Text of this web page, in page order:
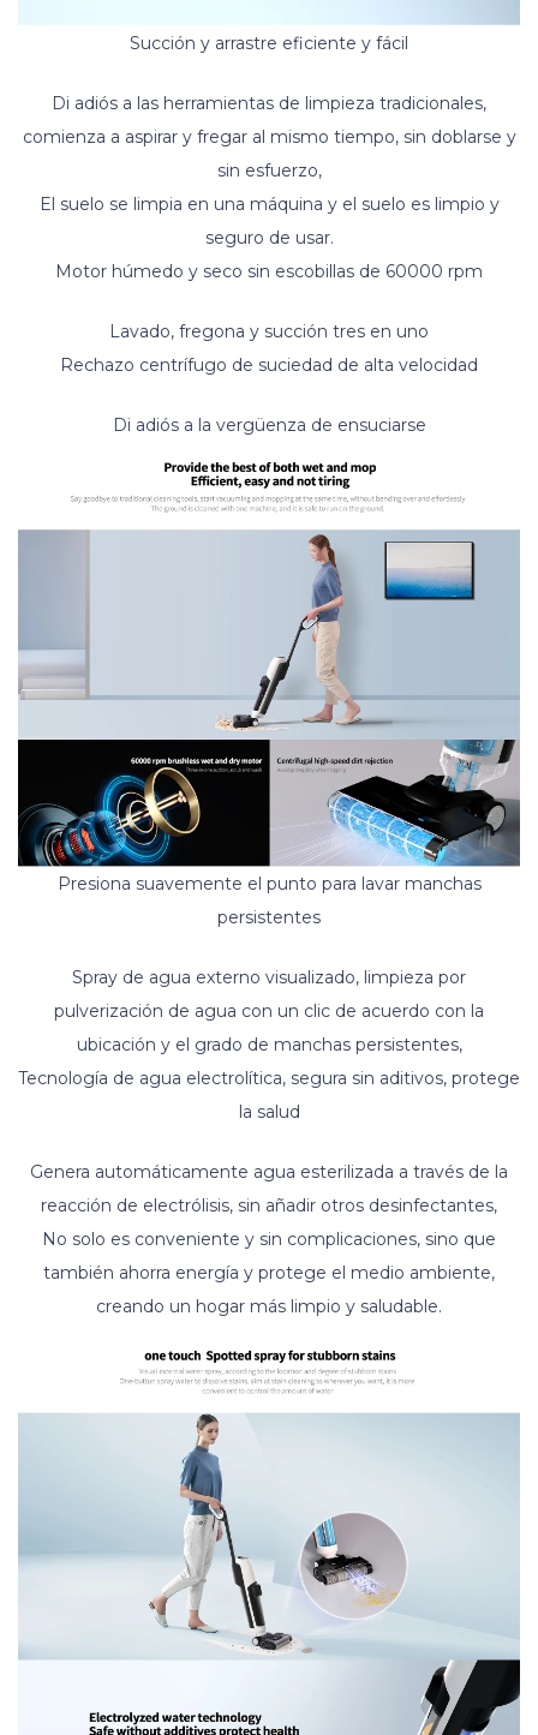
Succión y arrastre eficiente y fácil
Di adiós a las herramientas de limpieza tradicionales,
comienza a aspirar y fregar al mismo tiempo, sin doblarse y
sin esfuerzo,
El suelo se limpia en una máquina y el suelo es limpio y
seguro de usar.
Motor húmedo y seco sin escobillas de 60000 rpm
Lavado, fregona y succión tres en uno
Rechazo centrífugo de suciedad de alta velocidad
Di adiós a la vergüenza de ensuciarse
Presiona suavemente el punto para lavar manchas
persistentes
Spray de agua externo visualizado, limpieza por
pulverización de agua con un clic de acuerdo con la
ubicación y el grado de manchas persistentes,
Tecnología de agua electrolítica, segura sin aditivos, protege
la salud
Genera automáticamente agua esterilizada a través de la
reacción de electrólisis, sin añadir otros desinfectantes,
No solo es conveniente y sin complicaciones, sino que
también ahorra energía y protege el medio ambiente,
creando un hogar más limpio y saludable.